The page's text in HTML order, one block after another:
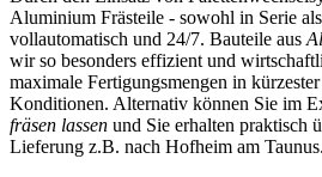
Aluminium Frästeile - sowohl in Serie
vollautomatisch und 24/7. Bauteile aus
wir so besonders effizient und
maximale Fertigungsmengen in
Konditionen. Alternativ können Sie im
fräsen lassen und Sie erhalten praktisch
Lieferung z.B. nach Hofheim am Taunus.